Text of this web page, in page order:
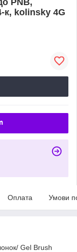
к, kolinsky 4G
Оплата Умови
Gel Brush